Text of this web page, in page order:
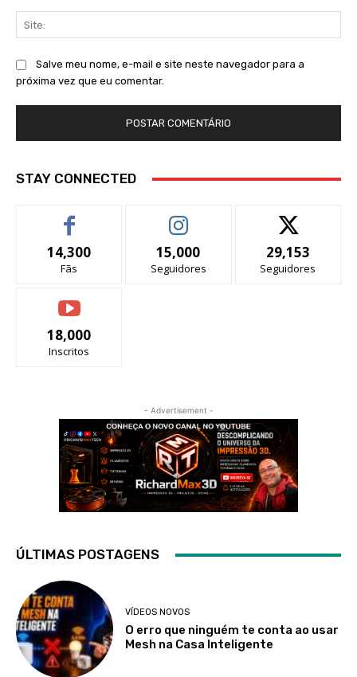
Salve meu nome, e-mail e site neste navegador para a
próxima vez que eu comentar.
STAY CONNECTED
14,300
Fãs
15,000
Seguidores
29,153
Seguidores
18,000
Inscritos
- Advertisement -
ÚLTIMAS POSTAGENS
VÍDEOS NOVOS
O erro que ninguém te conta ao usar
Mesh na Casa Inteligente